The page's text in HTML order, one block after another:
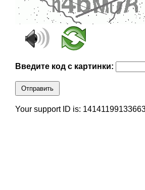
Введите код с картинки:
Отправить
Your support ID is: